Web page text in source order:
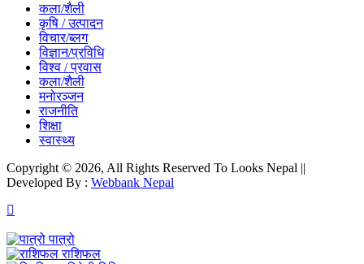
कला/शैली
कृषि / उत्पादन
विचार/ब्लग
विज्ञान/प्रविधि
विश्व / प्रवास
कला/शैली
मनोरञ्जन
राजनीति
शिक्षा
स्वास्थ्य
Copyright © 2026, All Rights Reserved To Looks Nepal ||
Developed By : Webbank Nepal
पात्रो
राशिफल